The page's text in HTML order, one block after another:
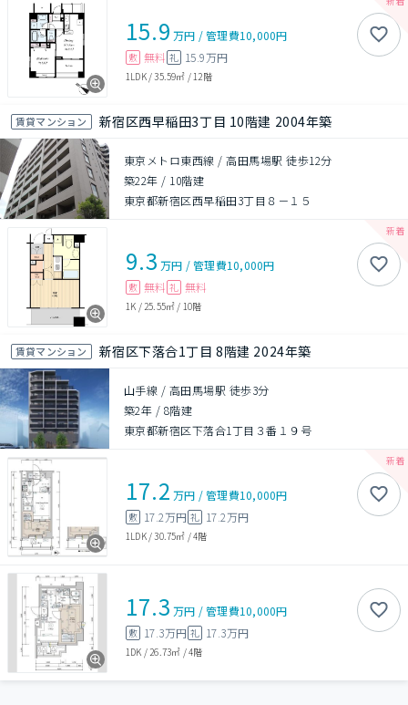
15.9 万円 /管理費10,000円
敷 無料 礼 15.9万円
1LDK/35.59㎡ / 12階
賃貸マンション 新宿区西早稲田3丁目 10階建 2004年築
東京メトロ東西線 / 高田馬場駅 徒歩12分
築22年 / 10階建
東京都新宿区西早稲田3丁目８－１５
9.3 万円 /管理費10,000円
敷 無料 礼 無料
1K / 25.55㎡ / 10階
賃貸マンション 新宿区下落合1丁目 8階建 2024年築
山手線 / 高田馬場駅 徒歩3分
築2年 / 8階建
東京都新宿区下落合1丁目３番１９号
17.2 万円 /管理費10,000円
敷 17.2万円 礼 17.2万円
1LDK/30.75㎡ /4階
17.3 万円 /管理費10,000円
敷 17.3万円 礼 17.3万円
1DK / 26.73㎡ /4階